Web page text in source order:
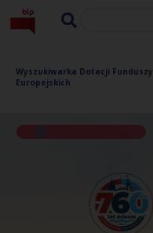
Wyszukiwarka Dotacji Funduszy
Europejskich